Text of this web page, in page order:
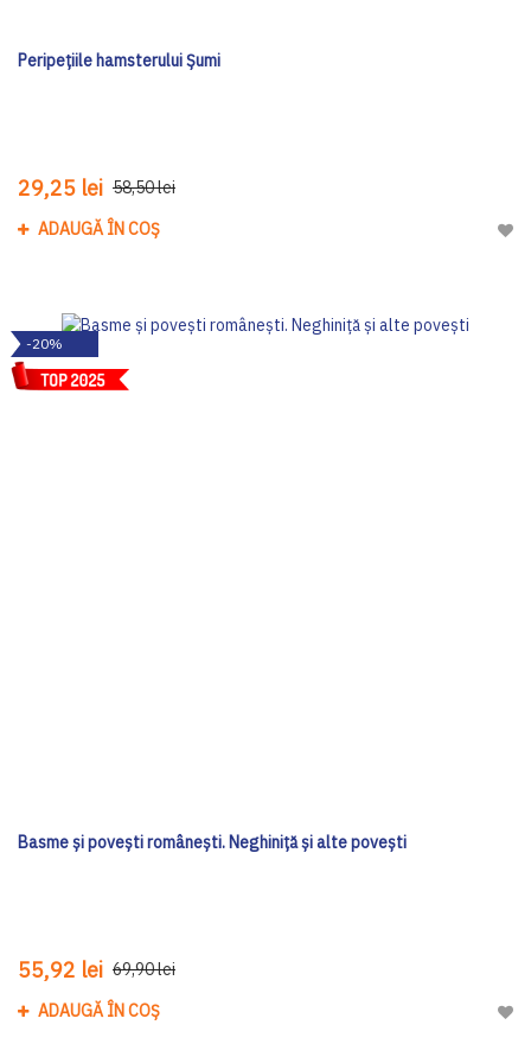
Peripețiile hamsterului Șumi
29,25 lei 58,50 lei
ADAUGĂ ÎN COȘ
-20%
Basme și povești românești. Neghiniță și alte povești
55,92 lei 69,90 lei
ADAUGĂ ÎN COȘ